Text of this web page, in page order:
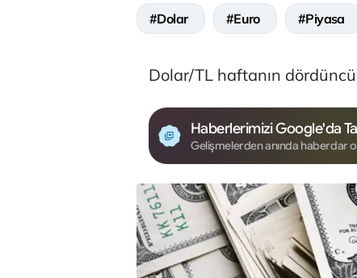
#Dolar #Euro #Piyasa
Dolar/TL haftanın
Haberlerimizi Google'da
Gelişmelerden anında haberdar